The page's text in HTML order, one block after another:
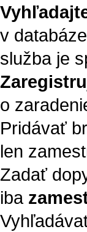
v
služba je
o
Pridávať
len
Zadať
iba